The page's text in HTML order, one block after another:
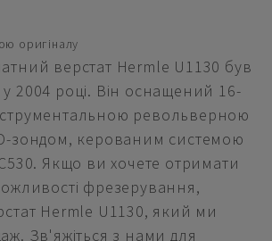
оригіналу
верстат Hermle U1130 був
2004 році. Він оснащений 16-
револьверною
зондом, керованим системою
Якщо ви хочете отримати
фрезерування,
Hermle U1130, який ми
Зв'яжіться з нами для